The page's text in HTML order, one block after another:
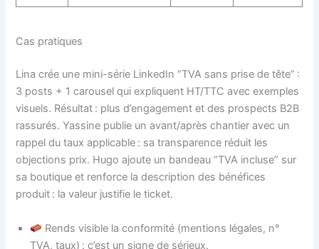
Cas pratiques
Lina crée une mini-série LinkedIn “TVA sans prise de tête” :
3 posts + 1 carousel qui expliquent HT/TTC avec exemples
visuels. Résultat : plus d’engagement et des prospects B2B
rassurés. Yassine publie un avant/après chantier avec un
rappel du taux applicable : sa transparence réduit les
objections prix. Hugo ajoute un bandeau “TVA incluse” sur
sa boutique et renforce la description des bénéfices
produit : la valeur justifie le ticket.
Rends visible la conformité (mentions légales, n°
TVA, taux) : c’est un signe de sérieux.